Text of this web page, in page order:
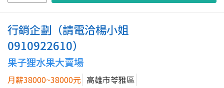
行銷企劃（請電洽楊小姐
0910922610）
果子狸水果大賣場
月薪38000~38000元 高雄市苓雅區